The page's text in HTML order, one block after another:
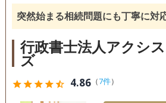
突然始まる相続問題にも丁寧に対
行政書士法人アクシ
ズ
starstarstarstarstar_half 4.86（7件）